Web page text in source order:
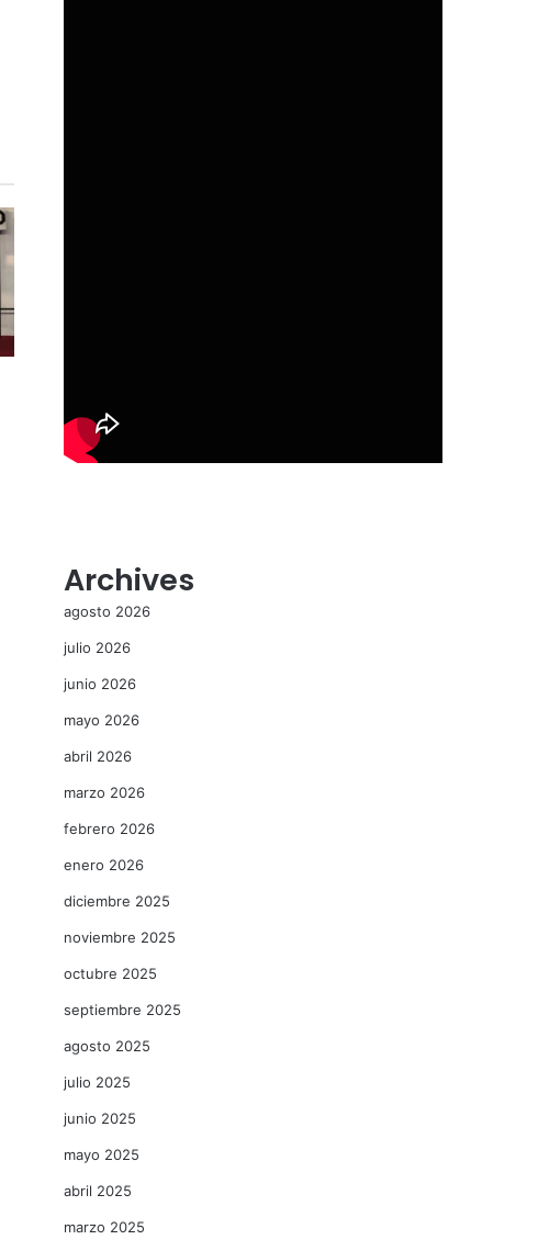
Archives
agosto 2026
julio 2026
junio 2026
mayo 2026
abril 2026
marzo 2026
febrero 2026
enero 2026
diciembre 2025
noviembre 2025
octubre 2025
septiembre 2025
agosto 2025
julio 2025
junio 2025
mayo 2025
abril 2025
marzo 2025